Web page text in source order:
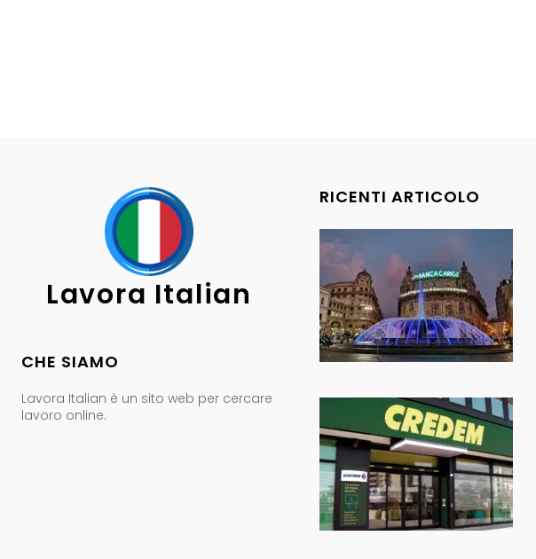
Lavora Italian
CHE SIAMO
Lavora Italian è un sito web per cercare
lavoro online.
RICENTI ARTICOLO